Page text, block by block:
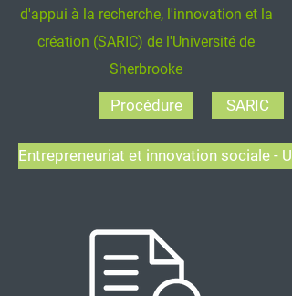
d'appui à la recherche, l'innovation et la
création (SARIC) de l'Université de
Sherbrooke
Procédure SARIC
Entrepreneuriat et innovation sociale -